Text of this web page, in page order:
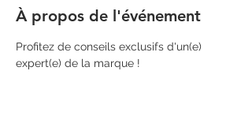
À propos de l'événement
Profitez de conseils exclusifs d'un(e)
expert(e) de la marque !